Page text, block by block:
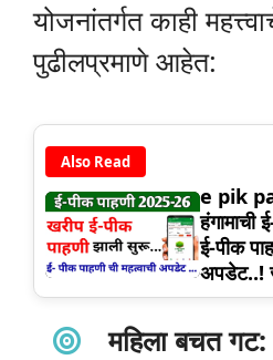
योजनांतर्गत काही
पुढीलप्रमाणे आहेत:
Also Read
e pik
हंगामाची
ई-पीक
अपडेट..!
महिला बचत गट: